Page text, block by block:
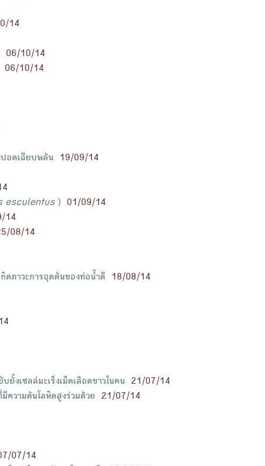
14
06/10/14
06/10/14
ปอดเฉียบพลัน
19/09/14
esculentus )
01/09/14
14
08/14
ดภาวะการอุดตันของท่อน้ำดี
18/08/14
งเซลล์มะเร็งเม็ดเลือดขาวในคน
21/07/14
ความดันโลหิตสูงร่วมด้วย
21/07/14
07/14